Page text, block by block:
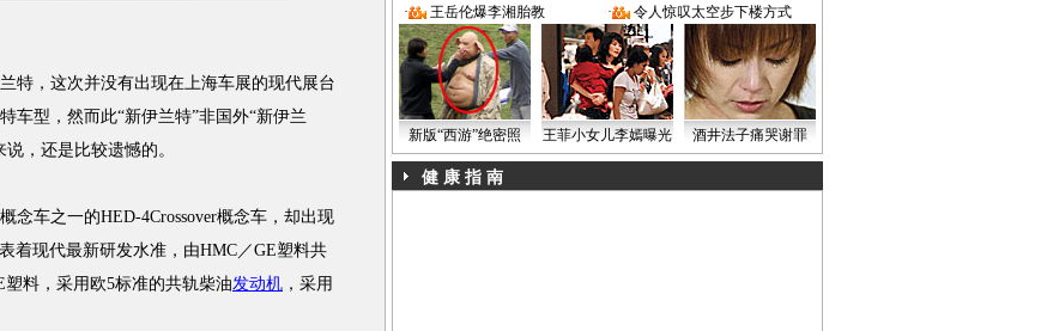
，这次并没有出现在上海车展的现代展台
车型，然而此“新伊兰特”非国外“新伊兰
，还是比较遗憾的。
车之一的HED-4Crossover概念车，却出现
着现代最新研发水准，由HMC／GE塑料共
料，采用欧5标准的共轨柴油发动机 ，采用
·
王岳伦爆李湘胎教 · 令人惊叹太空步下楼方式
新版“西游”绝密照 王菲小女儿李嫣曝光 酒井法子痛哭谢罪
健 康 指 南